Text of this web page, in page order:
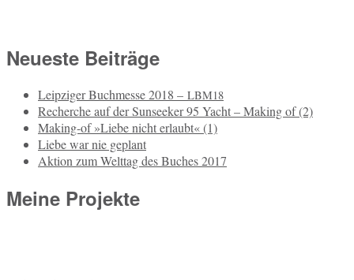
Neueste Beiträge
Leipziger Buchmesse 2018 – LBM18
Recherche auf der Sunseeker 95 Yacht – Making of (2)
Making-of »Liebe nicht erlaubt« (1)
Liebe war nie geplant
Aktion zum Welttag des Buches 2017
Meine Projekte